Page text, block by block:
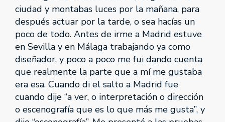
ciudad y montabas luces por la mañana, para
después actuar por la tarde, o sea hacías un
poco de todo. Antes de irme a Madrid estuve
en Sevilla y en Málaga trabajando ya como
diseñador, y poco a poco me fui dando cuenta
que realmente la parte que a mí me gustaba
era esa. Cuando di el salto a Madrid fue
cuando dije “a ver, o interpretación o dirección
o escenografía que es lo que más me gusta”, y